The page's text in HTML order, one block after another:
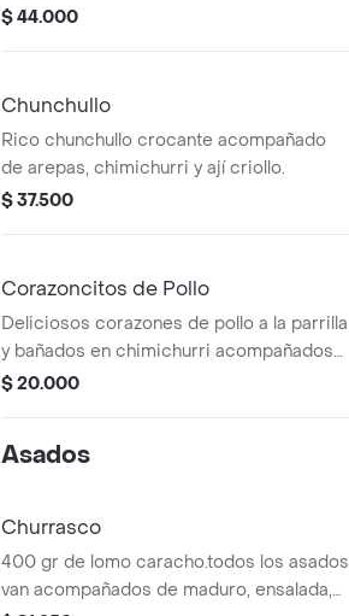
guacamole arepas, chimichurri y ají
$ 44.000
Chunchullo
Rico chunchullo crocante acompañado
de arepas, chimichurri y ají criollo.
$ 37.500
Corazoncitos de Pollo
Deliciosos corazones de pollo a la parrilla
y bañados en chimichurri acompañados
de pan al oregano
$ 20.000
Asados
Churrasco
400 gr de lomo caracho.todos los asados
van acompañados de maduro, ensalada,